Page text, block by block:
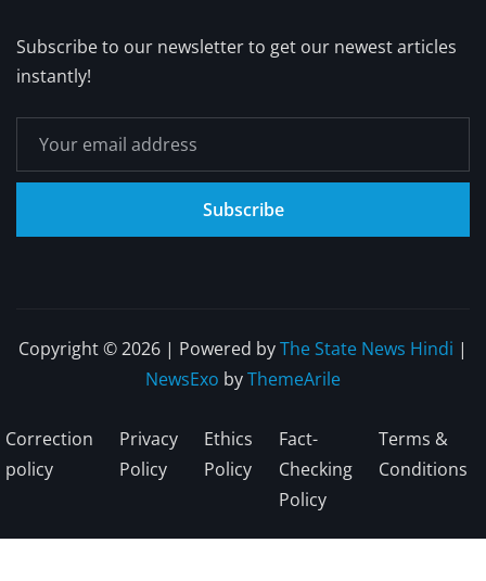
Subscribe to our newsletter to get our newest articles
instantly!
Subscribe
Copyright © 2026 | Powered byThe State News Hindi |
NewsExo byThemeArile
Correction
policy
Privacy
Policy
Ethics
Policy
Fact-
Checking
Policy
Terms &
Conditions